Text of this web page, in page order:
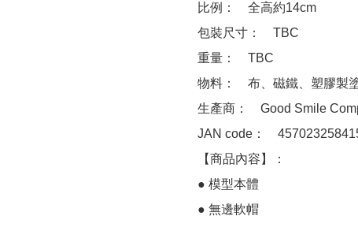
比例：　全高約14cm
包裝尺寸：　TBC
重量：　TBC
物料：　布、磁鐵、塑膠製
生產商：　Good Smile
JAN code：　
【商品內容】：
● 模型本體
● 無邊軟帽